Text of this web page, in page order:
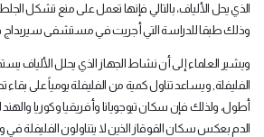
الذي يحل الألياف، بالتالي فإنها تعمل على منع تشكل
وذلك طبقا للدراسة التي أجريت في مستشفى سيربداج
الفليفلة, ويساعد تناول كمية من الفليفلة يومياً على بقاء
أطول، ولذلك فإن سكان تيوجويانا وأفريقيا وكوريا
الدم بعكس سكان القوقاز الذين لا يتناولون الفليفلة في